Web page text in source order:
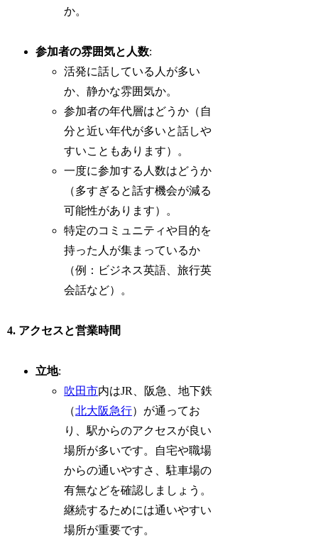
か。
参加者の雰囲気と人数:
活発に話している人が多い
か、静かな雰囲気か。
参加者の年代層はどうか（自
分と近い年代が多いと話しや
すいこともあります）。
一度に参加する人数はどうか
（多すぎると話す機会が減る
可能性があります）。
特定のコミュニティや目的を
持った人が集まっているか
（例：ビジネス英語、旅行英
会話など）。
4. アクセスと営業時間
立地:
吹田市内はJR、阪急、地下鉄
（北大阪急行）が通ってお
り、駅からのアクセスが良い
場所が多いです。自宅や職場
からの通いやすさ、駐車場の
有無などを確認しましょう。
継続するためには通いやすい
場所が重要です。